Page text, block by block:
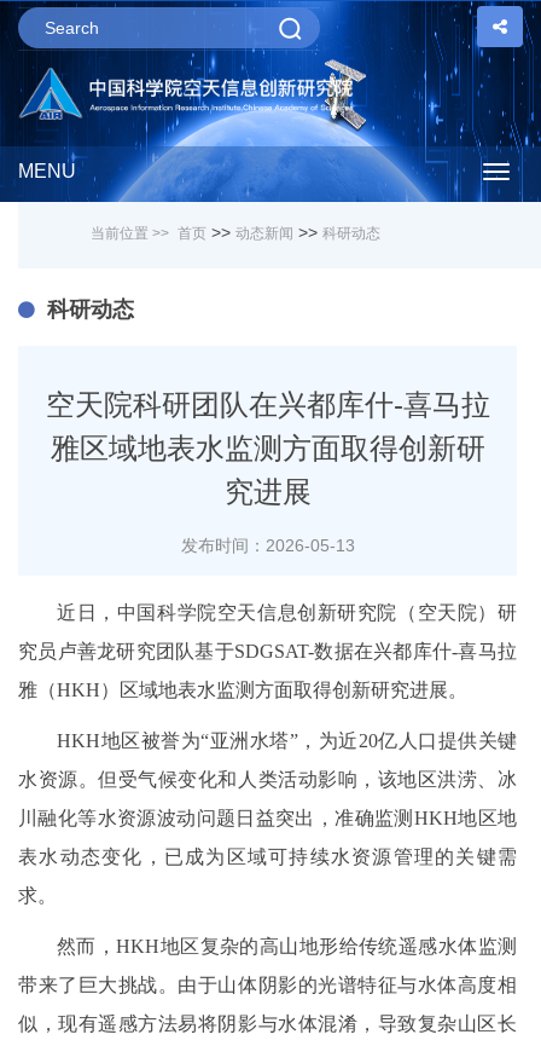
MENU
当前位置 >> 首页 >> 动态新闻 >> 科研动态
科研动态
空天院科研团队在兴都库什-喜马拉
雅区域地表水监测方面取得创新研
究进展
发布时间：2026-05-13
近日，中国科学院空天信息创新研究院（空天院）研
究员卢善龙研究团队基于SDGSAT-数据在兴都库什-喜马拉
雅（HKH）区域地表水监测方面取得创新研究进展。
HKH地区被誉为“亚洲水塔”，为近20亿人口提供关键
水资源。但受气候变化和人类活动影响，该地区洪涝、冰
川融化等水资源波动问题日益突出，准确监测HKH地区地
表水动态变化，已成为区域可持续水资源管理的关键需
求。
然而，HKH地区复杂的高山地形给传统遥感水体监测
带来了巨大挑战。由于山体阴影的光谱特征与水体高度相
似，现有遥感方法易将阴影与水体混淆，导致复杂山区长